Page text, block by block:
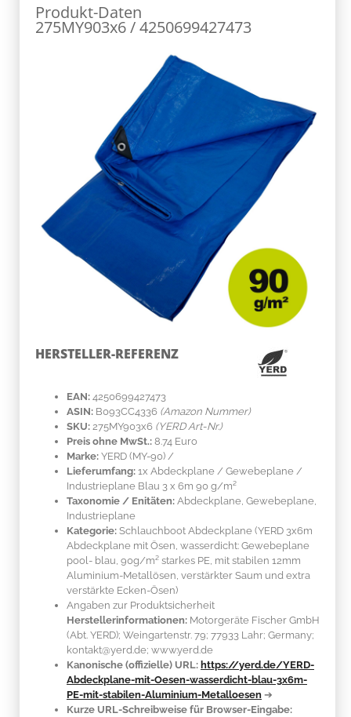
Produkt-Daten
275MY903x6 / 4250699427473
HERSTELLER-REFERENZ
EAN: 4250699427473
ASIN: B093CC4336 (Amazon Nummer)
SKU: 275MY903x6 (YERD Art-Nr.)
Preis ohne MwSt.: 8.74 Euro
Marke: YERD (MY-90) /
Lieferumfang: 1x Abdeckplane / Gewebeplane /
Industrieplane Blau 3 x 6m 90 g/m²
Taxonomie / Enitäten: Abdeckplane, Gewebeplane,
Industrieplane
Kategorie: Schlauchboot Abdeckplane (YERD 3x6m
Abdeckplane mit Ösen, wasserdicht: Gewebeplane
pool- blau, 90g/m² starkes PE, mit stabilen 12mm
Aluminium-Metallösen, verstärkter Saum und extra
verstärkte Ecken-Ösen)
Angaben zur Produktsicherheit
Herstellerinformationen: Motorgeräte Fischer GmbH
(Abt. YERD); Weingartenstr. 79; 77933 Lahr; Germany;
kontakt@yerd.de; www.yerd.de
Kanonische (offizielle) URL: https://yerd.de/YERD-
Abdeckplane-mit-Oesen-wasserdicht-blau-3x6m-
PE-mit-stabilen-Aluminium-Metalloesen ➔
Kurze URL-Schreibweise für Browser-Eingabe: